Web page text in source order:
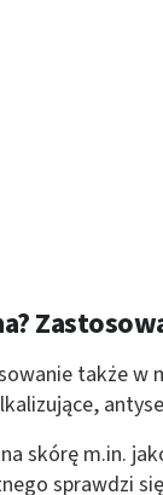
także
skórę m.in.
sprawdzi